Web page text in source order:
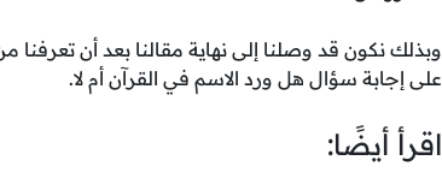
وبذلك نكون قد وصلنا إلى نهاية مقالنا بعد أن تعرفنا
على إجابة سؤال هل ورد الاسم في القرآن أم لا.
اقرأ أيضًا: